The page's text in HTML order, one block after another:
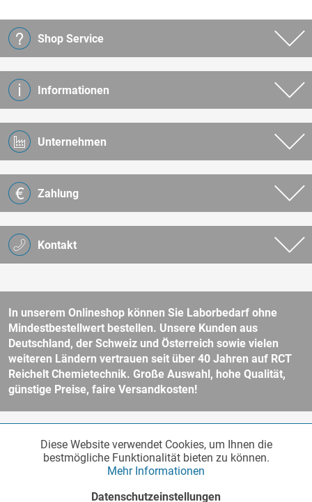
Kontakt
Shop Service
Informationen
Unternehmen
Zahlung
In unserem Onlineshop können Sie Laborbedarf ohne
Mindestbestellwert bestellen. Unsere Kunden aus
Deutschland, der Schweiz und Österreich sowie vielen
weiteren Ländern vertrauen seit über 40 Jahren auf RCT
Reichelt Chemietechnik. Große Auswahl, hohe Qualität,
günstige Preise, faire Versandkosten!
und ggf. Nachnahmegebühren, wenn nicht anders beschrieben.
Unser Webshop richtet sich an Unternehmer, öffentliche Institute und
andere gewerbliche Kunden im Sinne des § 14 BGB. Kein Verkauf an
für weitere Informationen.
Funktionale Aktiv
Diese Website verwendet Cookies, um Ihnen die
bestmögliche Funktionalität bieten zu können.
Mehr Informationen
Datenschutzeinstellungen